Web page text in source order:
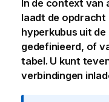
In de context van
laadt de opdracht
hyperkubus uit
gedefinieerd, of
tabel. U kunt
verbindingen